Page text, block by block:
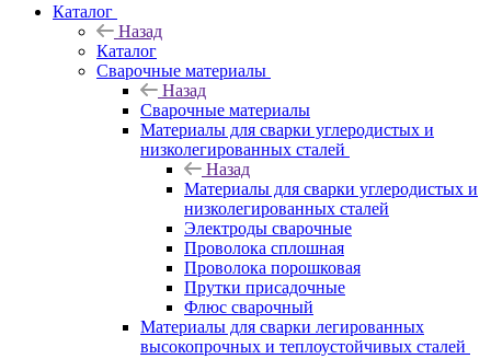
Каталог
Назад
Каталог
Сварочные материалы
Назад
Сварочные материалы
Материалы для сварки углеродистых и
низколегированных сталей
Назад
Материалы для сварки углеродистых и
низколегированных сталей
Электроды сварочные
Проволока сплошная
Проволока порошковая
Прутки присадочные
Флюс сварочный
Материалы для сварки легированных
высокопрочных и теплоустойчивых сталей